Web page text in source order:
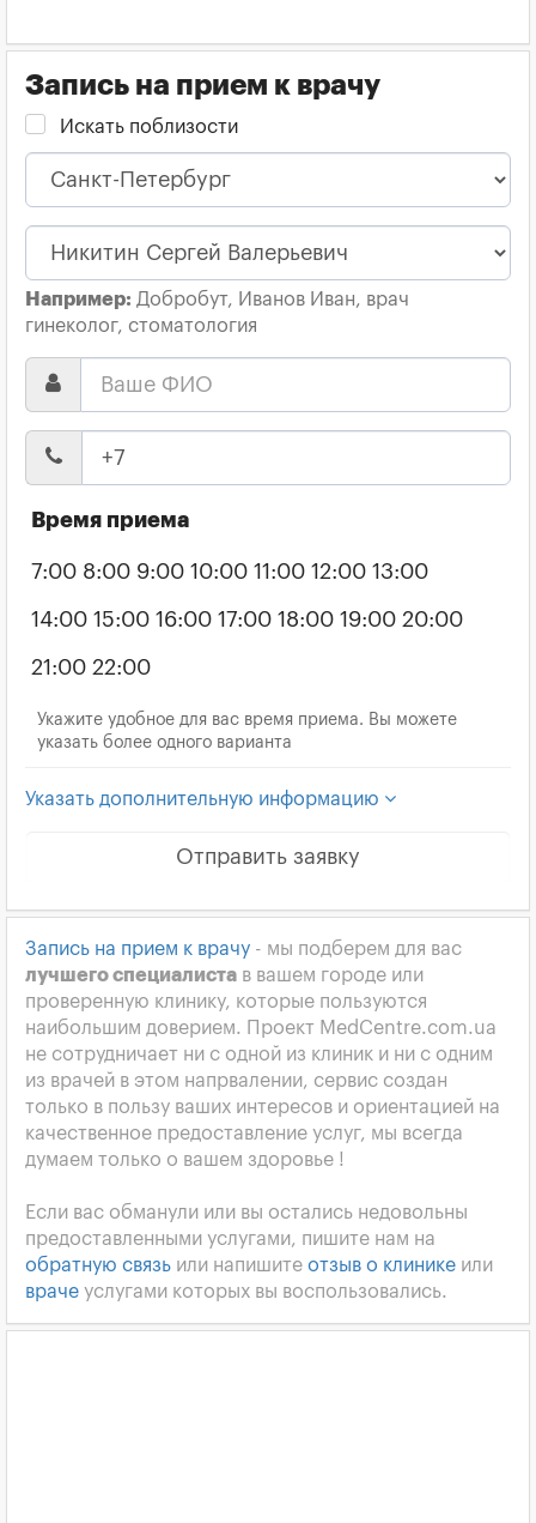
Запись на прием к врачу
Искать поблизости
Например: Добробут, Иванов Иван, врач
гинеколог, стоматология
Время приема
7:00 8:00 9:00 10:00 11:00 12:00 13:00
14:00 15:00 16:00 17:00 18:00 19:00 20:00
21:00 22:00
Укажите удобное для вас время приема. Вы можете
указать более одного варианта
Указать дополнительную информацию
Отправить заявку
Запись на прием к врачу - мы подберем для вас
лучшего специалиста в вашем городе или
проверенную клинику, которые пользуются
наибольшим доверием. Проект MedCentre.com.ua
не сотрудничает ни с одной из клиник и ни с одним
из врачей в этом напрвалении, сервис создан
только в пользу ваших интересов и ориентацией на
качественное предоставление услуг, мы всегда
думаем только о вашем здоровье !
Если вас обманули или вы остались недовольны
предоставленными услугами, пишите нам на
обратную связь или напишите отзыв о клинике или
враче услугами которых вы воспользовались.